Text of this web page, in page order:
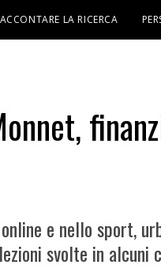
LA RICERCA
e nello sport,
svolte in alcuni